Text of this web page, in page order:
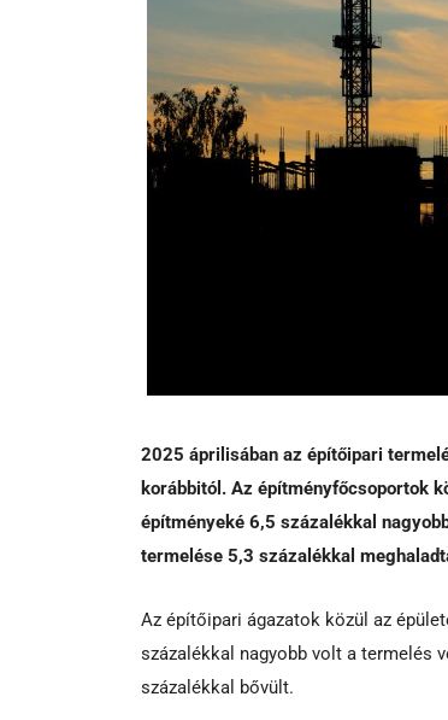
2025 áprilisában az építőipari
korábbitól. Az építményfőcsoportok
építményeké 6,5 százalékkal
termelése 5,3 százalékkal
Az építőipari ágazatok közül az
százalékkal nagyobb volt a termelés
százalékkal bővült.